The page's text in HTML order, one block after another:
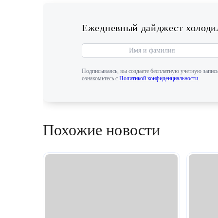
Ежедневный дайджест
Подписываясь, вы создаете бесплатную учетную
ознакомьтесь с Политикой конфиденциальности.
Похожие новости